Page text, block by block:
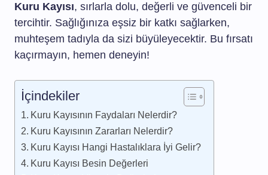
Kuru Kayısı, sırlarla dolu, değerli ve güvenceli bir
tercihtir. Sağlığınıza eşsiz bir katkı sağlarken,
muhteşem tadıyla da sizi büyüleyecektir. Bu fırsatı
kaçırmayın, hemen deneyin!
İçindekiler
Kuru Kayısının Faydaları Nelerdir?
Kuru Kayısının Zararları Nelerdir?
Kuru Kayısı Hangi Hastalıklara İyi Gelir?
Kuru Kayısı Besin Değerleri